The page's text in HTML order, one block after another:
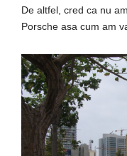
De altfel, cred ca nu
Porsche asa cum am